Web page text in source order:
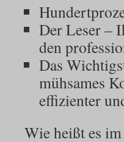
Der Leser –
den
Das
mühsames
effizienter
Wie heißt es